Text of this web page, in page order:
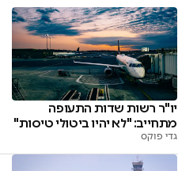
יו"ר רשות שדות התעופה
מתחייב: "לא יהיו ביטולי טיסות"
גדי פוקס